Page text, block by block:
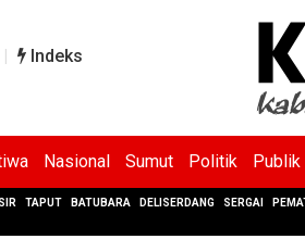
Indeks
Nasional Sumut Politik Publik
TAPUT BATUBARA DELISERDANG SERGAI